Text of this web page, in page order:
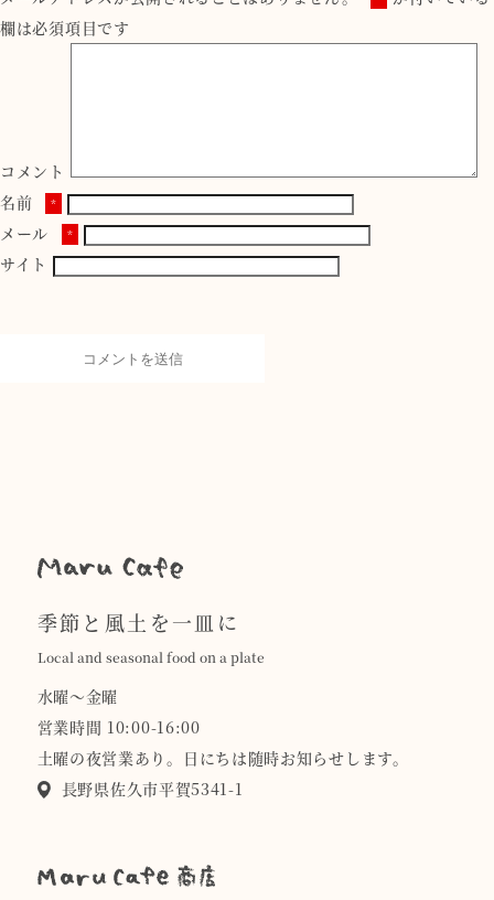
欄は必須項目です
コメント
名前
*
メール *
サイト
季節と風土を一皿に
Local and seasonal food on a plate
水曜〜金曜
営業時間 10:00-16:00
土曜の夜営業あり。日にちは随時お知らせします。
長野県佐久市平賀5341-1